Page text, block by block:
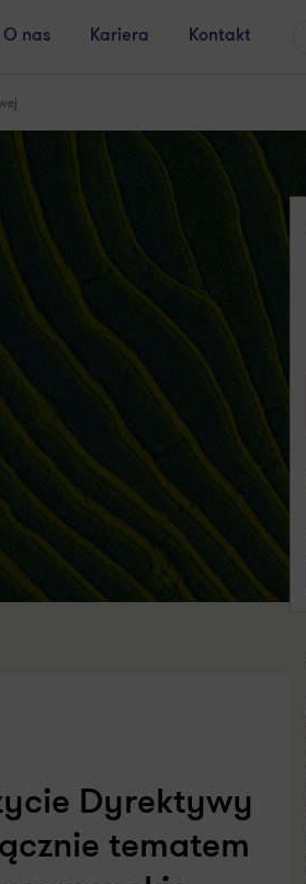
O nas Kariera Kontakt
Dyrektywy
tematem